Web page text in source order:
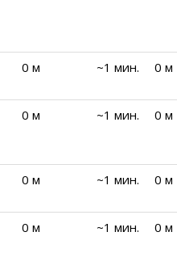
0 м ~1 мин. 0 м
0 м ~1 мин. 0 м
0 м ~1 мин. 0 м
0 м ~1 мин. 0 м